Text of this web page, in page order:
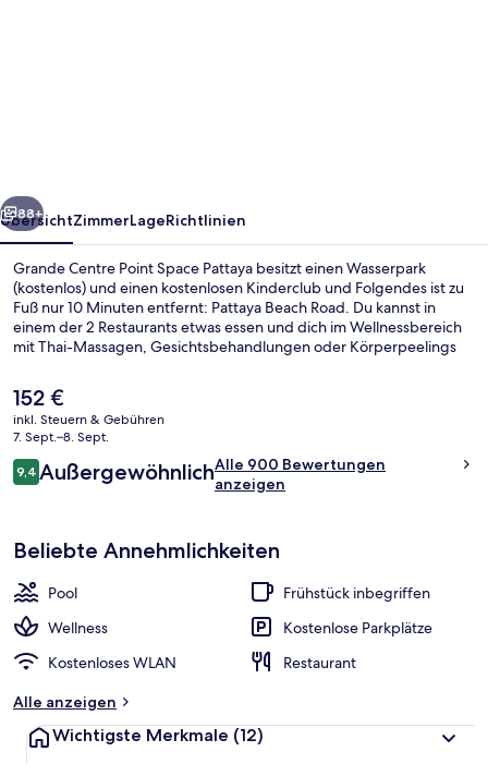
Weiter
88+
ÜbersichtZimmerLageRichtlinien
Grande Centre Point Space Pattaya besitzt einen Wasserpark
(kostenlos) und einen kostenlosen Kinderclub und Folgendes ist zu
Fuß nur 10 Minuten entfernt: Pattaya Beach Road. Du kannst in
einem der 2 Restaurants etwas essen und dich im Wellnessbereich
mit Thai-Massagen, Gesichtsbehandlungen oder Körperpeelings
Highlights einen Außenpool, einen Fitnessbereich sowie ein
Dampfbad. Andere Reisende lieben das hilfsbereite Personal und
das familienfreundliche Angebot.
Der
aktuelle
Preis
152 €.
152 €
inkl. Steuern & Gebühren
7. Sept.–8. Sept.
Bewertungen
9,49,4 von 10.
AußergewöhnlichAlle 900 Bewertungen
anzeigen
Beliebte Annehmlichkeiten
Pool
Frühstück inbegriffen
Wellness
Kostenlose Parkplätze
Kostenloses WLAN
Restaurant
Alle anzeigen
Wichtigste Merkmale (12)